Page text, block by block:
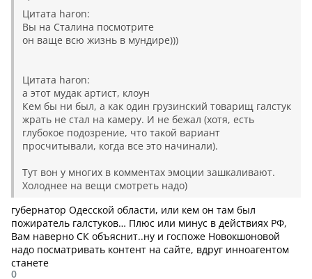
Цитата haron:
Вы на Сталина посмотрите
он ваще всю жизнь в мундире)))
Цитата haron:
а этот мудак артист, клоун
Кем бы ни был, а как один грузинский товарищ галстук
жрать не стал на камеру. И не бежал (хотя, есть
глубокое подозрение, что такой вариант
просчитывали, когда все это начинали).
Тут вон у многих в комментах эмоции зашкаливают.
Холоднее на вещи смотреть надо)
губернатор Одесской области, или кем он там был
пожиратель галстуков… Плюс или минус в действиях РФ,
Вам наверно СК объяснит..ну и госпоже Новокшоновой
надо посматривать контент на сайте, вдруг инноагентом
станете
0